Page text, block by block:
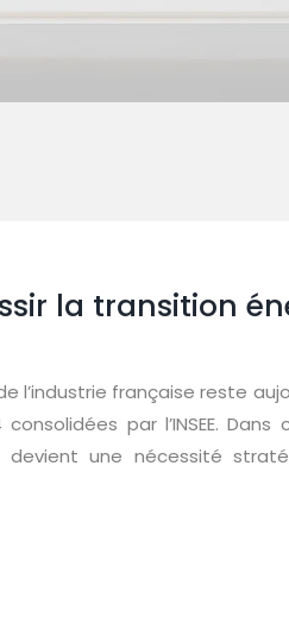
la transition
française reste
par l’INSEE.
devient une nécessité